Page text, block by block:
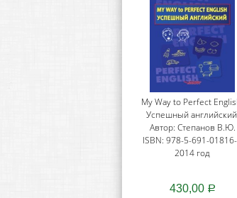
My Way to Perfect
Успешный
Автор: Степанов В.Ю.
ISBN: 978-5-691-
2014 год
430,00 Р